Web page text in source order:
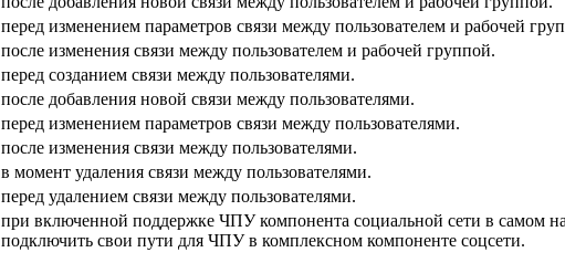
перед изменением параметров связи между пользователем и рабочей
после изменения связи между пользователем и рабочей группой.
перед созданием связи между пользователями.
после добавления новой связи между пользователями.
перед изменением параметров связи между пользователями.
после изменения связи между пользователями.
в момент удаления связи между пользователями.
перед удалением связи между пользователями.
при включенной поддержке ЧПУ компонента социальной сети в самом
подключить свои пути для ЧПУ в комплексном компоненте соцсети.